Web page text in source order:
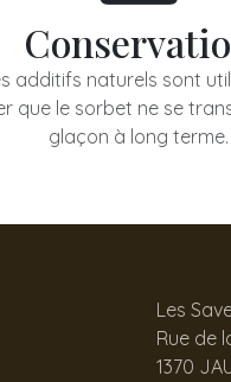
additifs naturels sont
que le sorbet ne se
glaçon à long terme.
Les
Rue de
1370